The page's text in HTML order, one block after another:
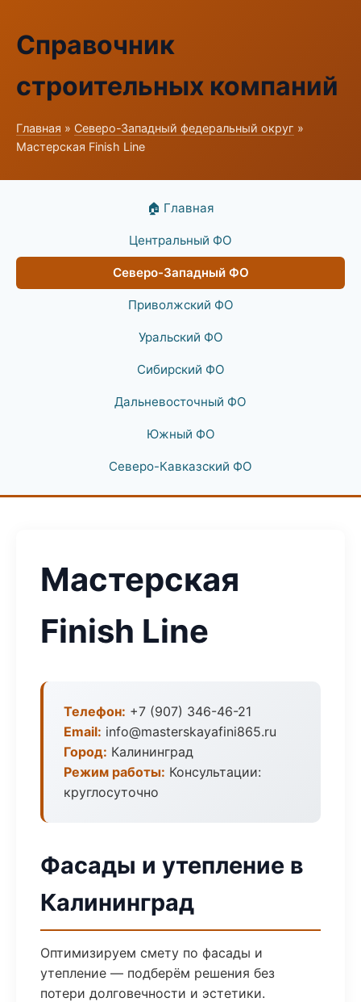
Справочник
строительных компаний
Главная » Северо-Западный федеральный округ »
Мастерская Finish Line
🏠 Главная
Центральный ФО
Северо-Западный ФО
Приволжский ФО
Уральский ФО
Сибирский ФО
Дальневосточный ФО
Южный ФО
Северо-Кавказский ФО
Мастерская
Finish Line
Телефон: +7 (907) 346-46-21
Email: info@masterskayafini865.ru
Город: Калининград
Режим работы: Консультации:
круглосуточно
Фасады и утепление в
Калининград
Оптимизируем смету по фасады и
утепление — подберём решения без
потери долговечности и эстетики.